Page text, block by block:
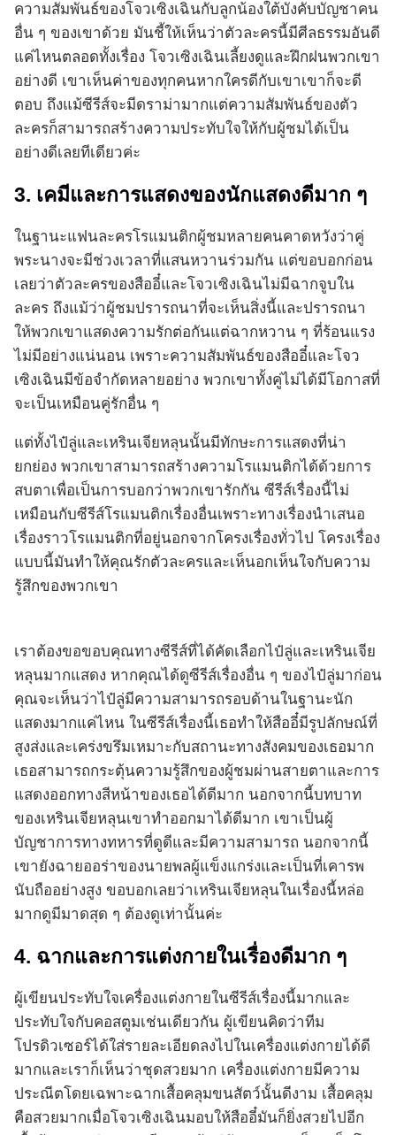
ความสัมพันธ์ของโจวเซิงเฉินกับลูกน้องใต้บังคับบัญชาคน
อื่น ๆ ของเขาด้วย มันชี้ให้เห็นว่าตัวละครนี้มีศีลธรรมอันดี
แค่ไหนตลอดทั้งเรื่อง โจวเซิงเฉินเลี้ยงดูและฝึกฝนพวกเขา
อย่างดี เขาเห็นค่าของทุกคนหากใครดีกับเขาเขาก็จะดี
ตอบ ถึงแม้ซีรีส์จะมีดราม่ามากแต่ความสัมพันธ์ของตัว
ละครก็สามารถสร้างความประทับใจให้กับผู้ชมได้เป็น
อย่างดีเลยทีเดียวค่ะ
3. เคมีและการแสดงของนักแสดงดีมาก ๆ
ในฐานะแฟนละครโรแมนติกผู้ชมหลายคนคาดหวังว่าคู่
พระนางจะมีช่วงเวลาที่แสนหวานร่วมกัน แต่ขอบอกก่อน
เลยว่าตัวละครของสืออี๋และโจวเซิงเฉินไม่มีฉากจูบใน
ละคร ถึงแม้ว่าผู้ชมปรารถนาที่จะเห็นสิ่งนี้และปรารถนา
ให้พวกเขาแสดงความรักต่อกันแต่ฉากหวาน ๆ ที่ร้อนแรง
ไม่มีอย่างแน่นอน เพราะความสัมพันธ์ของสืออี๋และโจว
เซิงเฉินมีข้อจำกัดหลายอย่าง พวกเขาทั้งคู่ไม่ได้มีโอกาสที่
จะเป็นเหมือนคู่รักอื่น ๆ
แต่ทั้งไป๋ลู่และเหรินเจียหลุนนั้นมีทักษะการแสดงที่น่า
ยกย่อง พวกเขาสามารถสร้างความโรแมนติกได้ด้วยการ
สบตาเพื่อเป็นการบอกว่าพวกเขารักกัน ซีรีส์เรื่องนี้ไม่
เหมือนกับซีรีส์โรแมนติกเรื่องอื่นเพราะทางเรื่องนำเสนอ
เรื่องราวโรแมนติกที่อยู่นอกจากโครงเรื่องทั่วไป โครงเรื่อง
แบบนี้มันทำให้คุณรักตัวละครและเห็นอกเห็นใจกับความ
รู้สึกของพวกเขา
เราต้องขอขอบคุณทางซีรีส์ที่ได้คัดเลือกไป๋ลู่และเหรินเจีย
หลุนมากแสดง หากคุณได้ดูซีรีส์เรื่องอื่น ๆ ของไป๋ลู่มาก่อน
คุณจะเห็นว่าไป๋ลู่มีความสามารถรอบด้านในฐานะนัก
แสดงมากแค่ไหน ในซีรีส์เรื่องนี้เธอทำให้สืออี๋มีรูปลักษณ์ที่
สูงส่งและเคร่งขรึมเหมาะกับสถานะทางสังคมของเธอมาก
เธอสามารถกระตุ้นความรู้สึกของผู้ชมผ่านสายตาและการ
แสดงออกทางสีหน้าของเธอได้ดีมาก นอกจากนี้บทบาท
ของเหรินเจียหลุนเขาทำออกมาได้ดีมาก เขาเป็นผู้
บัญชาการทางทหารที่ดูดีและมีความสามารถ นอกจากนี้
เขายังฉายออร่าของนายพลผู้แข็งแกร่งและเป็นที่เคารพ
นับถืออย่างสูง ขอบอกเลยว่าเหรินเจียหลุนในเรื่องนี้หล่อ
มากดูมีมาดสุด ๆ ต้องดูเท่านั้นค่ะ
4. ฉากและการแต่งกายในเรื่องดีมาก ๆ
ผู้เขียนประทับใจเครื่องแต่งกายในซีรีส์เรื่องนี้มากและ
ประทับใจกับคอสตูมเช่นเดียวกัน ผู้เขียนคิดว่าทีม
โปรดิวเซอร์ได้ใส่รายละเอียดลงไปในเครื่องแต่งกายได้ดี
มากและเราก็เห็นว่าชุดสวยมาก เครื่องแต่งกายมีความ
ประณีตโดยเฉพาะฉากเสื้อคลุมขนสัตว์นั้นดีงาม เสื้อคลุม
คือสวยมากเมื่อโจวเซิงเฉินมอบให้สืออี๋มันก็ยิ่งสวยไปอีก